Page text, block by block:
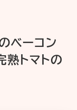
ベーコン
トマトの